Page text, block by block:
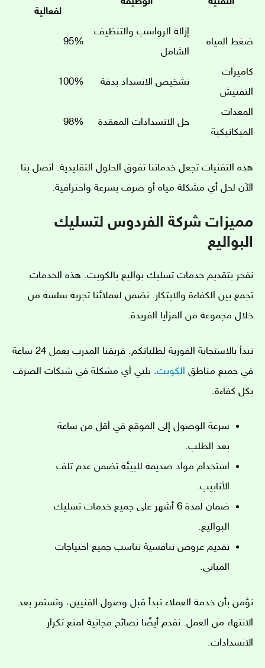
لفعالية
ضغط المياه
إزالة الرواسب والتنظيف
الشامل
95%
كاميرات
التفتيش
تشخيص الانسداد بدقة 100%
المعدات
الميكانيكية
حل الانسدادات المعقدة 98%
هذه التقنيات تجعل خدماتنا تفوق الحلول التقليدية. اتصل بنا
الآن لحل أي مشكلة مياه أو صرف بسرعة واحترافية.
مميزات شركة الفردوس لتسليك
البواليع
نفخر بتقديم خدمات تسليك بواليع بالكويت. هذه الخدمات
تجمع بين الكفاءة والابتكار. نضمن لعملائنا تجربة سلسة من
خلال مجموعة من المزايا الفريدة.
نبدأ بالاستجابة الفورية لطلباتكم. فريقنا المدرب يعمل 24 ساعة
في جميع مناطق الكويت. يلبي أي مشكلة في شبكات الصرف
بكل كفاءة.
سرعة الوصول إلى الموقع في أقل من ساعة
بعد الطلب.
استخدام مواد صديمة للبيئة تضمن عدم تلف
الأنابيب.
ضمان لمدة 6 أشهر على جميع خدمات تسليك
البواليع.
تقديم عروض تنافسية تناسب جميع احتياجات
المباني.
نؤمن بأن خدمة العملاء تبدأ قبل وصول الفنيين، وتستمر بعد
الانتهاء من العمل. نقدم أيضًا نصائح مجانية لمنع تكرار
الانسدادات.